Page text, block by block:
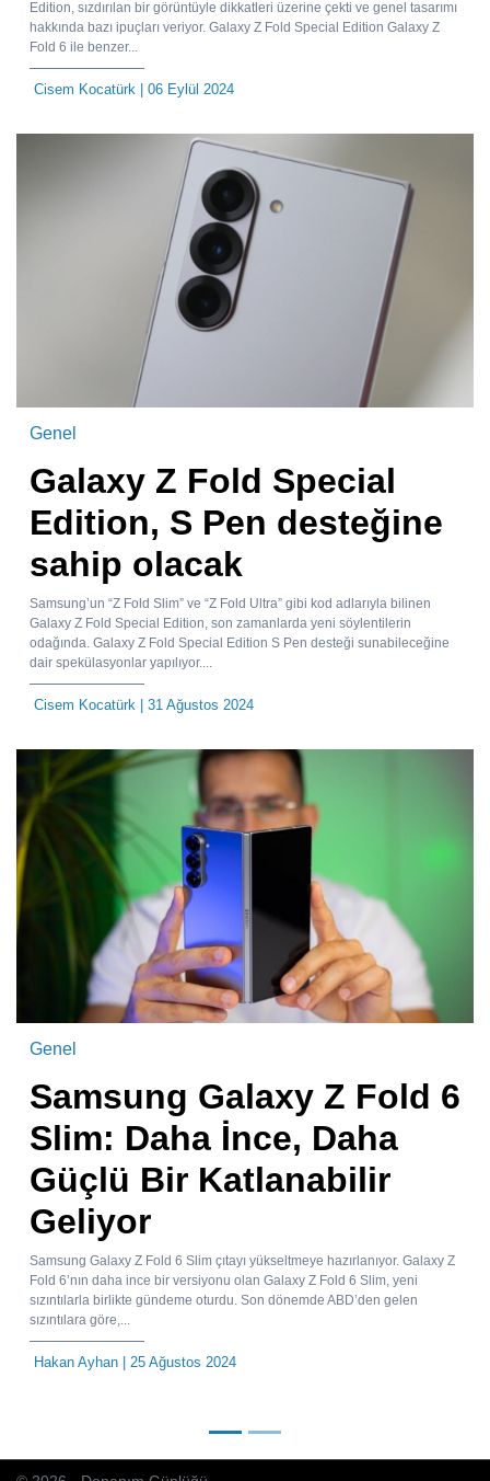
Edition, sızdırılan bir görüntüyle dikkatleri üzerine çekti ve genel tasarımı
hakkında bazı ipuçları veriyor. Galaxy Z Fold Special Edition Galaxy Z
Fold 6 ile benzer...
Cisem Kocatürk | 06 Eylül 2024
Genel
Galaxy Z Fold Special
Edition, S Pen desteğine
sahip olacak
Samsung’un “Z Fold Slim” ve “Z Fold Ultra” gibi kod adlarıyla bilinen
Galaxy Z Fold Special Edition, son zamanlarda yeni söylentilerin
odağında. Galaxy Z Fold Special Edition S Pen desteği sunabileceğine
dair spekülasyonlar yapılıyor....
Cisem Kocatürk | 31 Ağustos 2024
Genel
Samsung Galaxy Z Fold 6
Slim: Daha İnce, Daha
Güçlü Bir Katlanabilir
Geliyor
Samsung Galaxy Z Fold 6 Slim çıtayı yükseltmeye hazırlanıyor. Galaxy Z
Fold 6’nın daha ince bir versiyonu olan Galaxy Z Fold 6 Slim, yeni
sızıntılarla birlikte gündeme oturdu. Son dönemde ABD’den gelen
sızıntılara göre,...
Hakan Ayhan | 25 Ağustos 2024